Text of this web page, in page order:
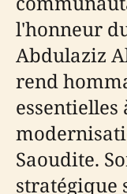
l'honneur
Abdulaziz
rend
essentielles
Saoudite.
stratégique